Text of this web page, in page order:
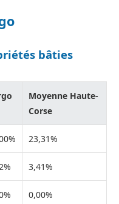
bâties
Moyenne Haute-
Corse
23,31%
3,41%
0,00%